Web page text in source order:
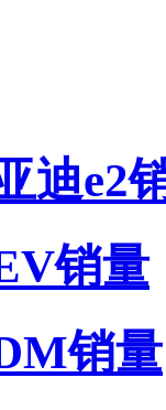
迪e2
销量
销量